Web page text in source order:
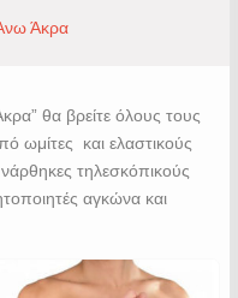
Άκρα
θα βρείτε όλους τους
ωμίτες και ελαστικούς
τηλεσκόπικούς
αγκώνα και